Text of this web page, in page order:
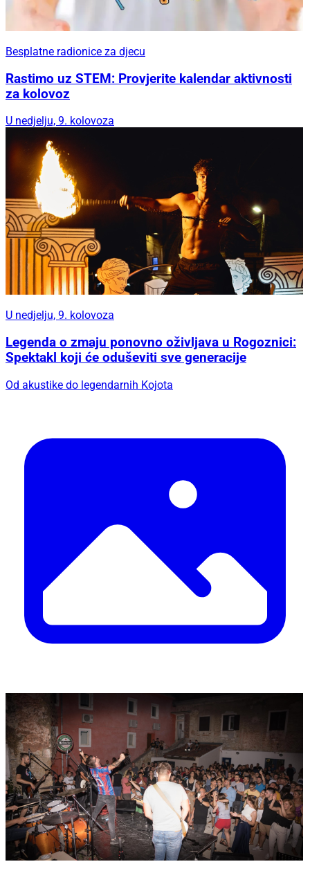
Besplatne radionice za djecu
Rastimo uz STEM: Provjerite kalendar aktivnosti
za kolovoz
U nedjelju, 9. kolovoza
U nedjelju, 9. kolovoza
Legenda o zmaju ponovno oživljava u Rogoznici:
Spektakl koji će oduševiti sve generacije
Od akustike do legendarnih Kojota